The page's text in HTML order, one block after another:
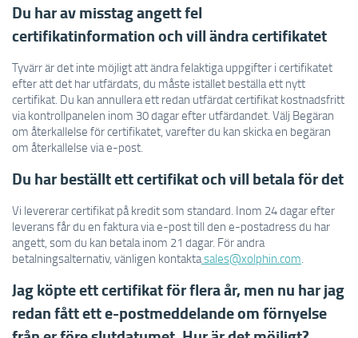
Du har av misstag angett fel
certifikatinformation och vill ändra certifikatet
Tyvärr är det inte möjligt att ändra felaktiga uppgifter i certifikatet
efter att det har utfärdats, du måste istället beställa ett nytt
certifikat. Du kan annullera ett redan utfärdat certifikat kostnadsfritt
via kontrollpanelen inom 30 dagar efter utfärdandet. Välj Begäran
om återkallelse för certifikatet, varefter du kan skicka en begäran
om återkallelse via e-post.
Du har beställt ett certifikat och vill betala för det
Vi levererar certifikat på kredit som standard. Inom 24 dagar efter
leverans får du en faktura via e-post till den e-postadress du har
angett, som du kan betala inom 21 dagar. För andra
betalningsalternativ, vänligen kontaktasales@xolphin.com.
Jag köpte ett certifikat för flera år, men nu har jag
redan fått ett e-postmeddelande om förnyelse